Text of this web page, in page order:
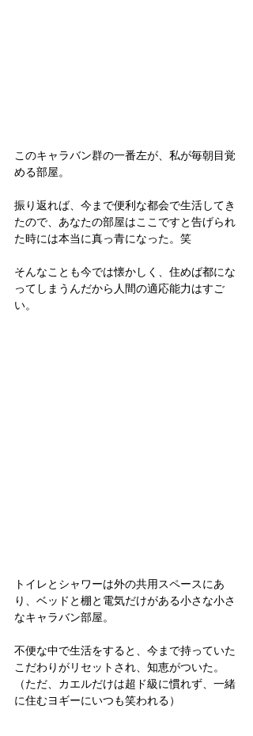
このキャラバン群の一番左が、私が毎朝目覚
める部屋。
振り返れば、今まで便利な都会で生活してき
たので、あなたの部屋はここですと告げられ
た時には本当に真っ青になった。笑
そんなことも今では懐かしく、住めば都にな
ってしまうんだから人間の適応能力はすご
い。
トイレとシャワーは外の共用スペースにあ
り、ベッドと棚と電気だけがある小さな小さ
なキャラバン部屋。
不便な中で生活をすると、今まで持っていた
こだわりがリセットされ、知恵がついた。
（ただ、カエルだけは超ド級に慣れず、一緒
に住むヨギーにいつも笑われる）